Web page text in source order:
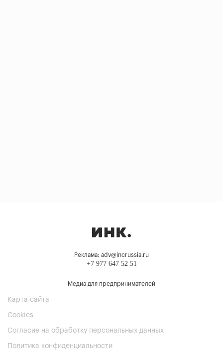
Реклама: adv@incrussia.ru
+7 977 647 52 51
Медиа для предпринимателей
Карта сайта
Cookies
Согласие на обработку персональных данных
Политика конфиденциальности